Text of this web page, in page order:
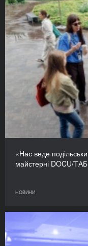
«Нас веде
майстерні DOCU/
НОВИНИ